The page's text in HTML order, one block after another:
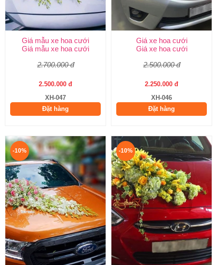
Giá mẫu xe hoa cưới
Giá mẫu xe hoa cưới
2.700.000 đ
2.500.000 đ
XH-047
Đặt hàng
Giá xe hoa cưới
Giá xe hoa cưới
2.500.000 đ
2.250.000 đ
XH-046
Đặt hàng
-10% -10%